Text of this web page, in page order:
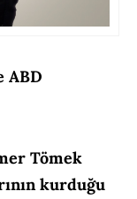
ABD
Tömek
kurduğu